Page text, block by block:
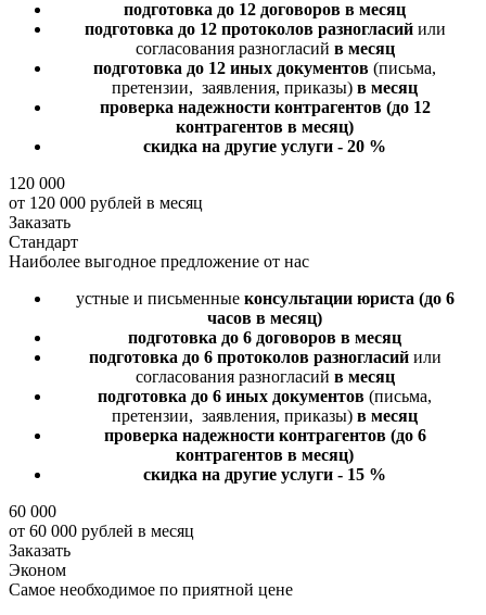
подготовка до 12 договоров в месяц
подготовка до 12 протоколов разногласийили
согласования разногласий в месяц
подготовка до 12 иных документов (письма,
претензии, заявления, приказы) в месяц
проверка надежности контрагентов (до 12
контрагентов в месяц)
скидка на другие услуги - 20 %
120 000
от 120 000 рублей в месяц
Заказать
Стандарт
Наиболее выгодное предложение от нас
устные и письменные консультации юриста (до 6
часов в месяц)
подготовка до 6 договоров в месяц
подготовка до 6 протоколов разногласийили
согласования разногласий в месяц
подготовка до 6 иных документов (письма,
претензии, заявления, приказы) в месяц
проверка надежности контрагентов (до 6
контрагентов в месяц)
скидка на другие услуги - 15 %
60 000
от 60 000 рублей в месяц
Заказать
Эконом
Самое необходимое по приятной цене